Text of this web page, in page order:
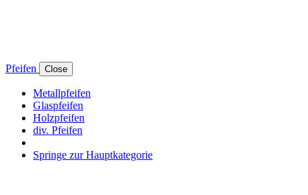
Pfeifen Close
Metallpfeifen
Glaspfeifen
Holzpfeifen
div. Pfeifen
Springe zur Hauptkategorie